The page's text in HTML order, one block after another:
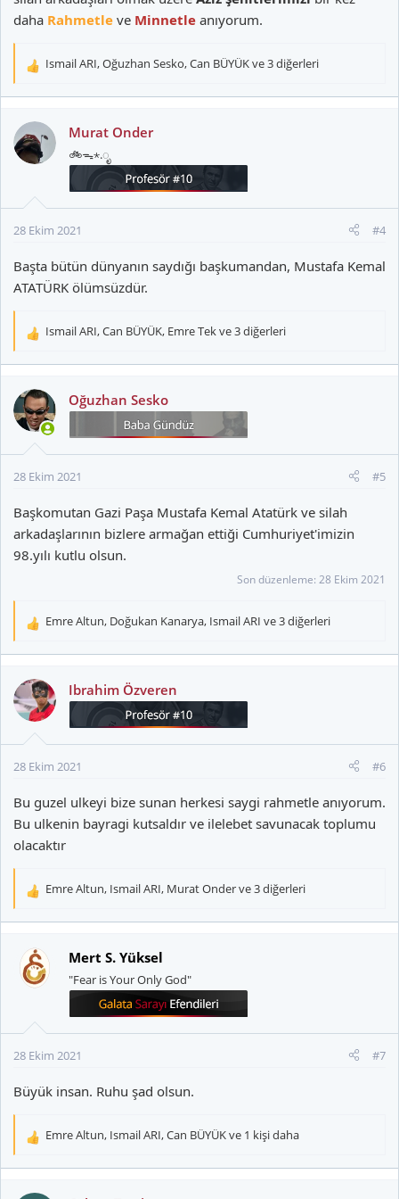
daha Rahmetle ve Minnetle anıyorum.
T
k
i
l
Ismail ARI,Oğuzhan Sesko,Can BÜYÜKve 3 diğerleri
Murat Onder
🚲ᯓ⋆.ೃ
28 Ekim 2021 #4
Başta bütün dünyanın saydığı başkumandan, Mustafa Kemal
ATATÜRK ölümsüzdür.
T
k
i
l
:
Ismail ARI,Can BÜYÜK, Emre Tekve 3 diğerleri
Oğuzhan Sesko
28 Ekim 2021 #5
Başkomutan Gazi Paşa Mustafa Kemal Atatürk ve silah
arkadaşlarının bizlere armağan ettiği Cumhuriyet'imizin
98.yılı kutlu olsun.
Son düzenleme: 28 Ekim 2021
T
k
i
l
:
Emre Altun, Doğukan Kanarya, Ismail ARI ve 3 diğerleri
Ibrahim Özveren
28 Ekim 2021 #6
Bu guzel ulkeyi bize sunan herkesi saygi rahmetle anıyorum.
Bu ulkenin bayragi kutsaldır ve ilelebet savunacak toplumu
olacaktır
T
k
i
l
Emre Altun, Ismail ARI, Murat Onderve 3 diğerleri
Mert S. Yüksel
"Fear is Your Only God"
28 Ekim 2021 #7
Büyük insan. Ruhu şad olsun.
T
k
Emre Altun, Ismail ARI,Can BÜYÜKve 1 kişi daha